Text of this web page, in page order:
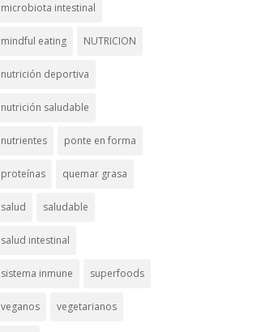
microbiota intestinal
mindful eating NUTRICION
nutrición deportiva
nutrición saludable
nutrientes ponte en forma
proteínas quemar grasa
salud saludable
salud intestinal
sistema inmune superfoods
veganos vegetarianos